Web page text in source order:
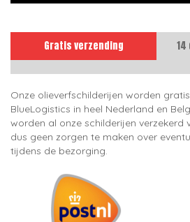
Gratis verzending
Onze olieverfschilderijen worden
BlueLogistics in heel Nederland en
worden al onze schilderijen verzekerd
dus geen zorgen te maken over
tijdens de bezorging.